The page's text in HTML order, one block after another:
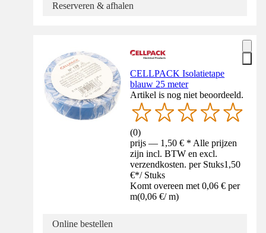
Reserveren & afhalen
CELLPACK Isolatietape
blauw 25 meter
Artikel is nog niet beoordeeld.
(0)
prijs — 1,50 € * Alle prijzen
zijn incl. BTW en excl.
verzendkosten. per Stuks1,50
€*/ Stuks
Komt overeen met 0,06 € per
m(0,06 €/ m)
Online bestellen